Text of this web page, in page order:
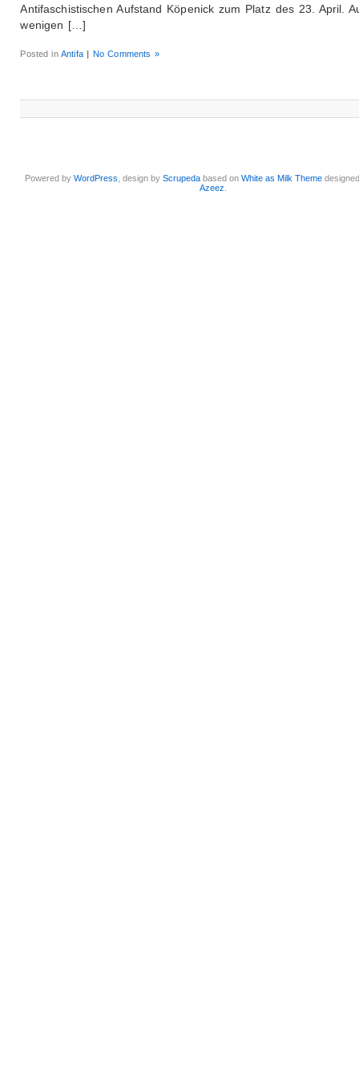
Antifaschistischen Aufstand Köpenick zum Platz des 23. April.
wenigen […]
Posted inAntifa | No Comments »
Powered byWordPress , design byScrupeda based onWhite as Milk Theme
Azeez